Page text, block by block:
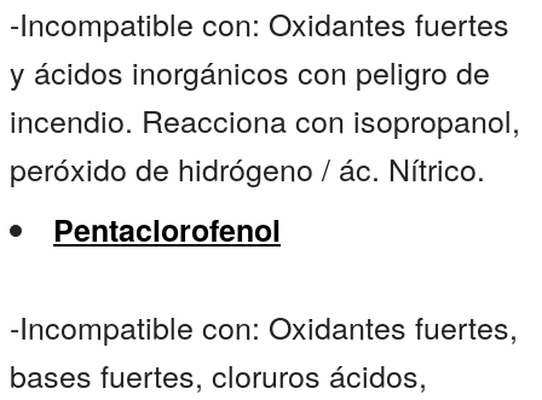
-Incompatible con: Oxidantes fuertes
y ácidos inorgánicos con peligro de
incendio. Reacciona con isopropanol,
peróxido de hidrógeno / ác. Nítrico.
Pentaclorofenol
-Incompatible con: Oxidantes fuertes,
bases fuertes, cloruros ácidos,